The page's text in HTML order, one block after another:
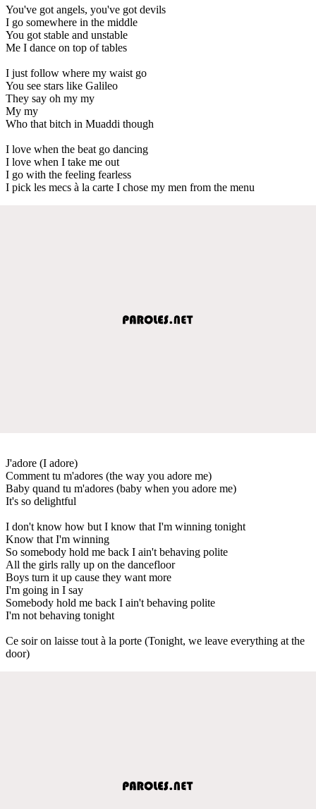
You've got angels, you've got devils
I go somewhere in the middle
You got stable and unstable
Me I dance on top of tables
I just follow where my waist go
You see stars like Galileo
They say oh my my
My my
Who that bitch in Muaddi though
I love when the beat go dancing
I love when I take me out
I go with the feeling fearless
I pick les mecs à la carte I chose my men from the menu
J'adore (I adore)
Comment tu m'adores (the way you adore me)
Baby quand tu m'adores (baby when you adore me)
It's so delightful
I don't know how but I know that I'm winning tonight
Know that I'm winning
So somebody hold me back I ain't behaving polite
All the girls rally up on the dancefloor
Boys turn it up cause they want more
I'm going in I say
Somebody hold me back I ain't behaving polite
I'm not behaving tonight
Ce soir on laisse tout à la porte (Tonight, we leave everything at the
door)